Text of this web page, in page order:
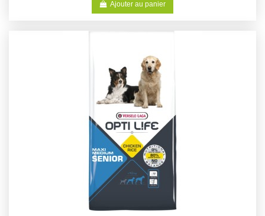
Ajouter au panier